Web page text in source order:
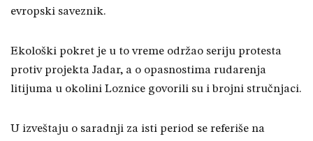
evropski saveznik.
Ekološki pokret je u to vreme održao seriju protesta
protiv projekta Jadar, a o opasnostima rudarenja
litijuma u okolini Loznice govorili su i brojni stručnjaci.
U izveštaju o saradnji za isti period se referiše na